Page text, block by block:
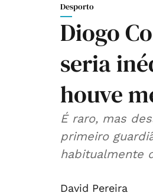
Desporto
Diogo
seria
houve
É raro, mas
primeiro
habitualmente
David Pereira